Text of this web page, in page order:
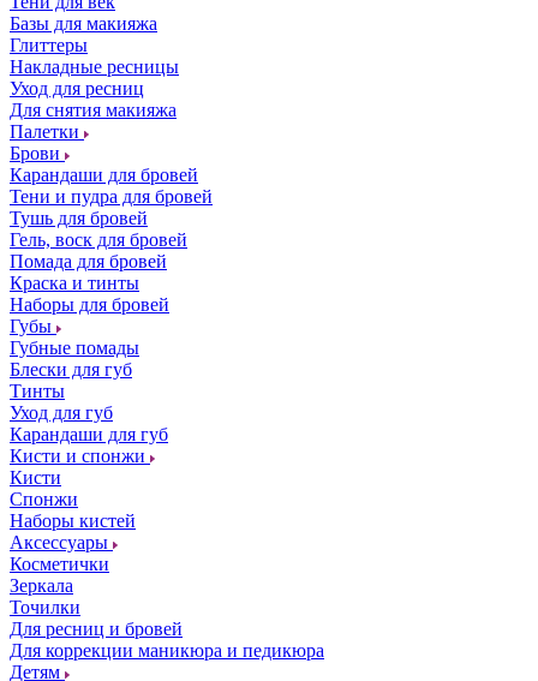
Базы для макияжа
Глиттеры
Накладные ресницы
Уход для ресниц
Для снятия макияжа
Палетки
Брови
Карандаши для бровей
Тени и пудра для бровей
Тушь для бровей
Гель, воск для бровей
Помада для бровей
Краска и тинты
Наборы для бровей
Губы
Губные помады
Блески для губ
Тинты
Уход для губ
Карандаши для губ
Кисти и спонжи
Кисти
Спонжи
Наборы кистей
Аксессуары
Косметички
Зеркала
Точилки
Для ресниц и бровей
Для коррекции маникюра и педикюра
Детям